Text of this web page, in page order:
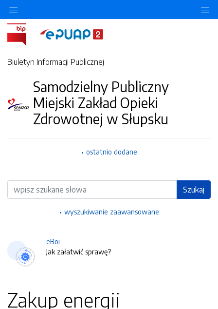
Biuletyn Informacji Publicznej
Samodzielny Publiczny
Miejski Zakład Opieki
Zdrowotnej w Słupsku
ostatnio dodane
Wyszukiwarka Szukaj
wyszukiwanie zaawansowane
eBoi
Jak załatwić sprawę?
Zakup energii